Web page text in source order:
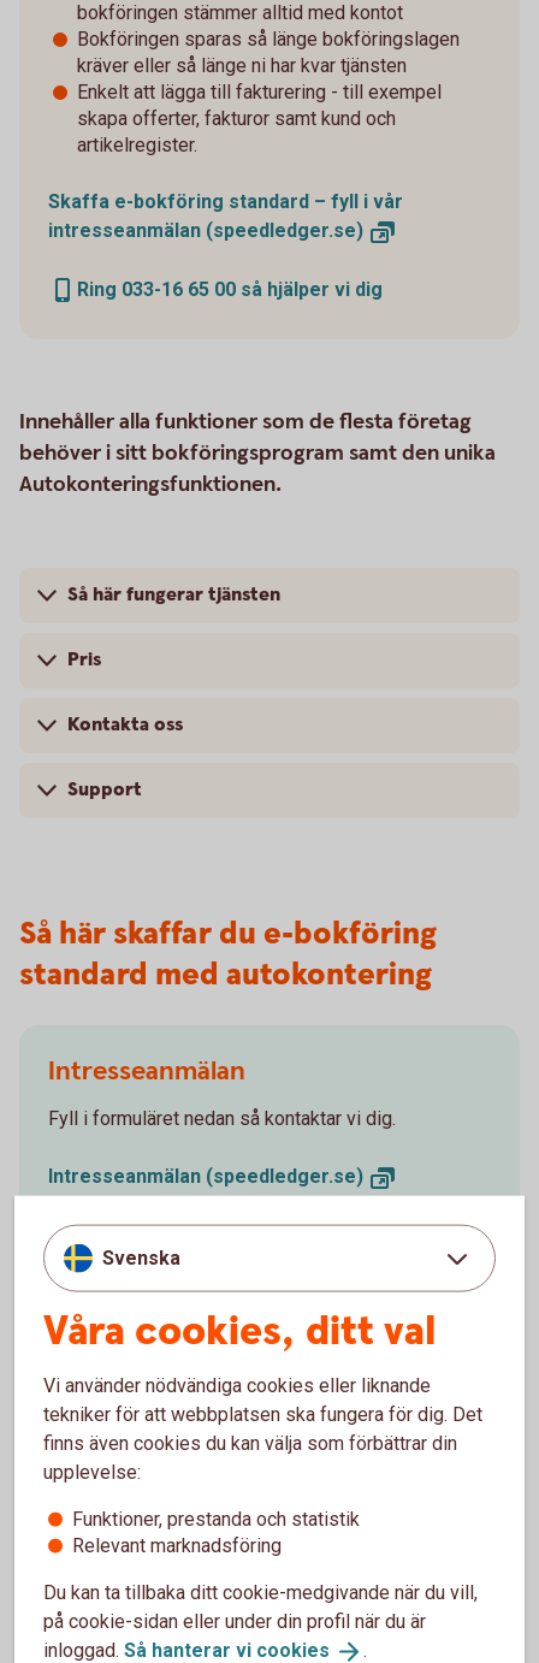
bokföringen stämmer alltid med kontot
Bokföringen sparas så länge bokföringslagen
kräver eller så länge ni har kvar tjänsten
Enkelt att lägga till fakturering - till exempel
skapa offerter, fakturor samt kund och
artikelregister.
Skaffa e-bokföring standard – fyll i vår
intresseanmälan (speedledger.se)
Ring 033-16 65 00 så hjälper vi dig
Innehåller alla funktioner som de flesta företag
behöver i sitt bokföringsprogram samt den unika
Autokonteringsfunktionen.
Så här fungerar tjänsten
Pris
Kontakta oss
Support
Så här skaffar du e-bokföring
standard med autokontering
Intresseanmälan
Fyll i formuläret nedan så kontaktar vi dig.
Intresseanmälan (speedledger.se)
Besök oss
Välkommen till ett av våra kontor så hjälper vi dig.
Hitta ditt bankkontor
Ring oss
Ring oss för att få hjälp med företagets affärer.
Svenska
Våra cookies, ditt val
Vi använder nödvändiga cookies eller liknande
tekniker för att webbplatsen ska fungera för dig. Det
finns även cookies du kan välja som förbättrar din
upplevelse:
Funktioner, prestanda och statistik
Relevant marknadsföring
Du kan ta tillbaka ditt cookie-medgivande när du vill,
på cookie-sidan eller under din profil när du är
inloggad. Så hanterar vi cookies .